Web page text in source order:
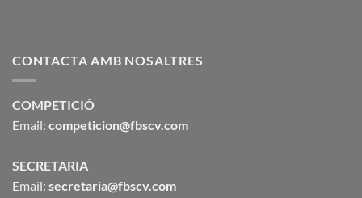
CONTACTA AMB NOSALTRES
COMPETICIÓ
Email: competicion@fbscv.com
SECRETARIA
Email: secretaria@fbscv.com